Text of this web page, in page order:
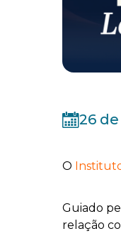
26
O
Guiado
relação